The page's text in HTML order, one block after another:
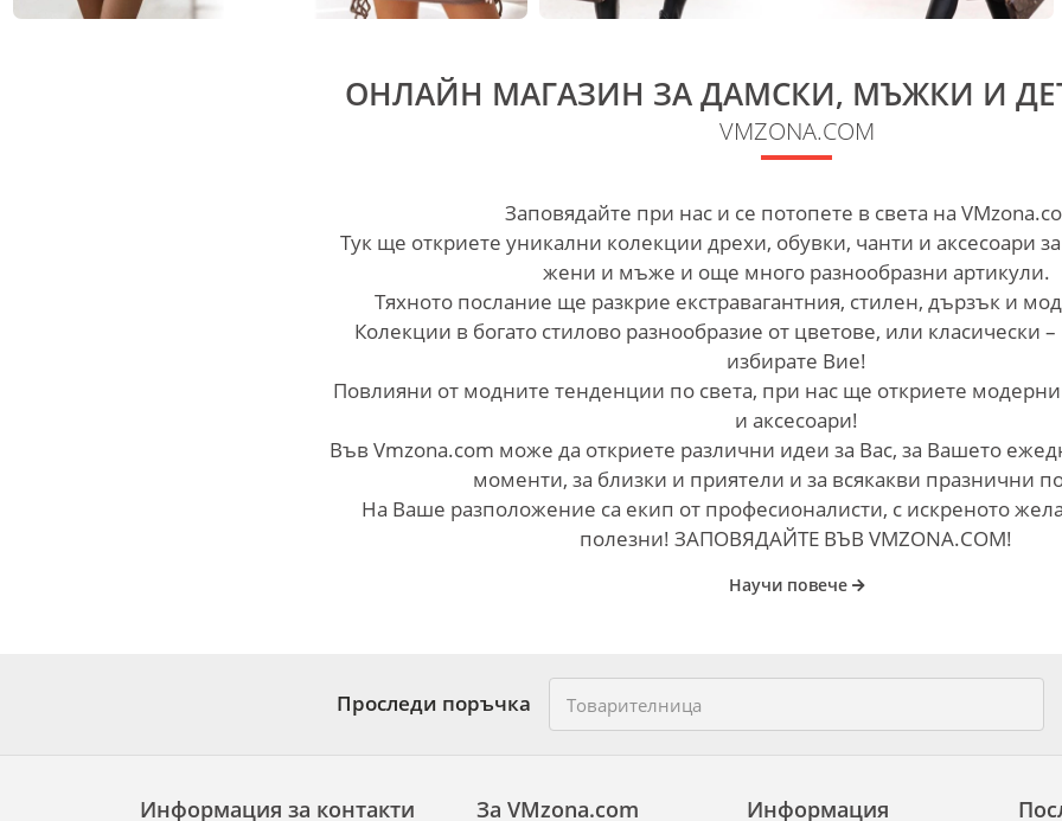
ОНЛАЙН МАГАЗИН ЗА ДАМСКИ, МЪЖКИ И
VMZONA.COM
Заповядайте при нас и се потопете в света на
Tук ще откриете уникални колекции дрехи, обувки, чанти и аксесоари
жени и мъже и още много разнообразни артикули.
Тяхното послание ще разкрие екстравагантния, стилен, дързък и
Колекции в богато стилово разнообразие от цветове, или класически
избирате Вие!
Повлияни от модните тенденции по света, при нас ще откриете
и аксесоари!
Във Vmzona.com може да откриете различни идеи за Вас, за Вашето
моменти, за близки и приятели и за всякакви празнични
На Ваше разположение са екип от професионалисти, с искреното
полезни! ЗАПОВЯДАЙТЕ ВЪВ VMZONA.COM!
Научи повече
Проследи поръчка
Информация за контакти Информация
За VMzona.com